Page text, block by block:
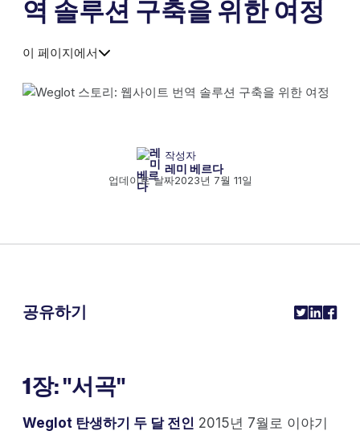
역 솔루션 구축을 위한 여정
이 페이지에서
작성자
레미 베르다
업데이트 날짜2023년 7월 11일
1장: "서곡"
Weglot 탄생하기 두 달 전인 2015년 7월로 이야기
공유하기